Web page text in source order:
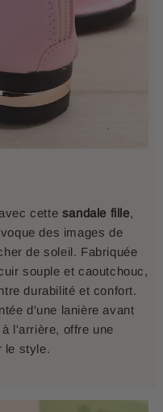
cette sandale fille,
des images de
de soleil. Fabriquée
souple et caoutchouc,
durabilité et confort.
d'une lanière avant
l'arrière, offre une
le style.